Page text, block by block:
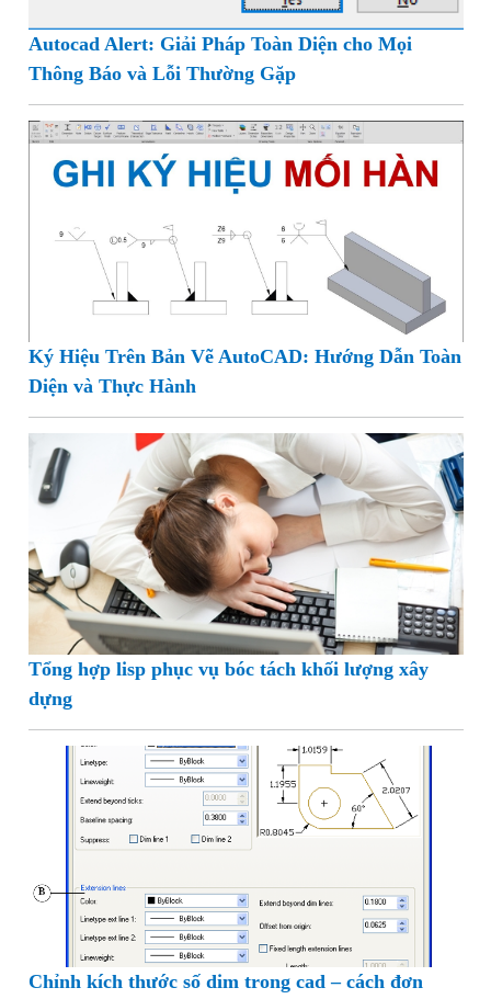
Autocad Alert: Giải Pháp Toàn Diện cho Mọi
Thông Báo và Lỗi Thường Gặp
Ký Hiệu Trên Bản Vẽ AutoCAD: Hướng Dẫn Toàn
Diện và Thực Hành
Tổng hợp lisp phục vụ bóc tách khối lượng xây
dựng
Chỉnh kích thước số dim trong cad – cách đơn